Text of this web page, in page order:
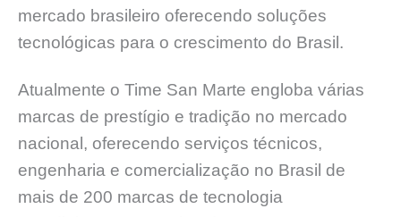
mercado brasileiro oferecendo soluções
tecnológicas para o crescimento do Brasil.
Atualmente o Time San Marte engloba várias
marcas de prestígio e tradição no mercado
nacional, oferecendo serviços técnicos,
engenharia e comercialização no Brasil de
mais de 200 marcas de tecnologia